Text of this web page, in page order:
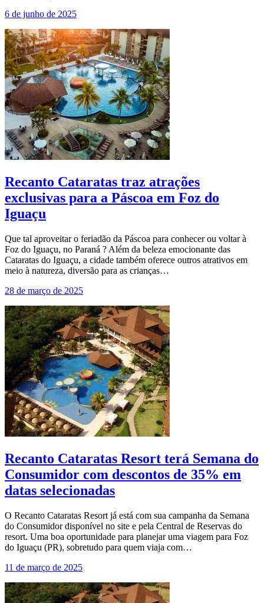
6 de junho de 2025
Recanto Cataratas traz atrações
exclusivas para a Páscoa em Foz do
Iguaçu
Que tal aproveitar o feriadão da Páscoa para conhecer ou voltar à
Foz do Iguaçu, no Paraná ? Além da beleza emocionante das
Cataratas do Iguaçu, a cidade também oferece outros atrativos em
meio à natureza, diversão para as crianças…
28 de março de 2025
Recanto Cataratas Resort terá Semana do
Consumidor com descontos de 35% em
datas selecionadas
O Recanto Cataratas Resort já está com sua campanha da Semana
do Consumidor disponível no site e pela Central de Reservas do
resort. Uma boa oportunidade para planejar uma viagem para Foz
do Iguaçu (PR), sobretudo para quem viaja com…
11 de março de 2025